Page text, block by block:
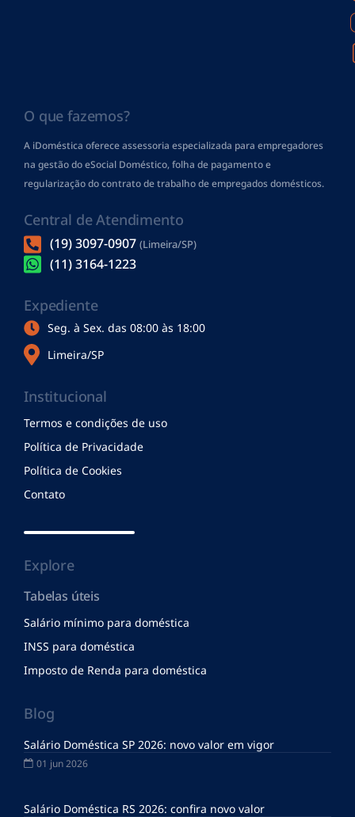
O que fazemos?
A iDoméstica oferece assessoria especializada para empregadores
na gestão do eSocial Doméstico, folha de pagamentoe
regularização do contrato de trabalho de empregados domésticos.
Central de Atendimento
(19) 3097-0907 (Limeira/SP)
(11) 3164-1223
Expediente
Seg. à Sex. das 08:00 às 18:00
Limeira/SP
Institucional
Termos e condições de uso
Política de Privacidade
Política de Cookies
Contato
Explore
Tabelas úteis
Salário mínimo para doméstica
INSS para doméstica
Imposto de Renda para doméstica
Blog
Salário Doméstica SP 2026: novo valor em vigor
01 jun 2026
Salário Doméstica RS 2026: confira novo valor